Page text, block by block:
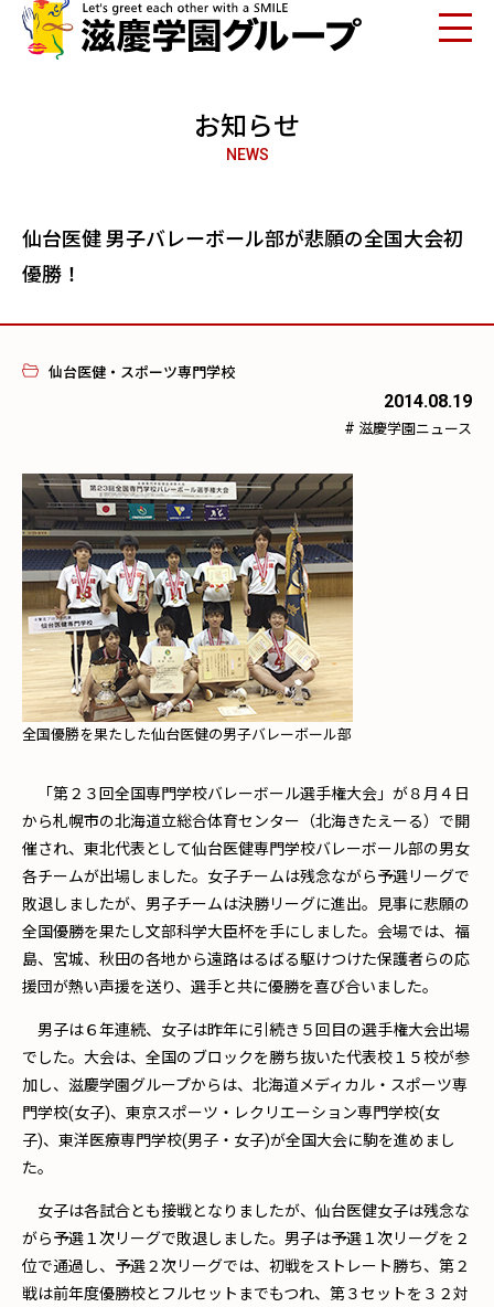
お知らせ
NEWS
仙台医健 男子バレーボール部が悲願の全国大会初
優勝！
仙台医健・スポーツ専門学校
2014.08.19
# 滋慶学園ニュース
全国優勝を果たした仙台医健の男子バレーボール部
「第２３回全国専門学校バレーボール選手権大会」が８月４日
から札幌市の北海道立総合体育センター（北海きたえーる）で開
催され、東北代表として仙台医健専門学校バレーボール部の男女
各チームが出場しました。女子チームは残念ながら予選リーグで
敗退しましたが、男子チームは決勝リーグに進出。見事に悲願の
全国優勝を果たし文部科学大臣杯を手にしました。会場では、福
島、宮城、秋田の各地から遠路はるばる駆けつけた保護者らの応
援団が熱い声援を送り、選手と共に優勝を喜び合いました。
男子は６年連続、女子は昨年に引続き５回目の選手権大会出場
でした。大会は、全国のブロックを勝ち抜いた代表校１５校が参
加し、滋慶学園グループからは、北海道メディカル・スポーツ専
門学校(女子)、東京スポーツ・レクリエーション専門学校(女
子)、東洋医療専門学校(男子・女子)が全国大会に駒を進めまし
た。
女子は各試合とも接戦となりましたが、仙台医健女子は残念な
がら予選１次リーグで敗退しました。男子は予選１次リーグを２
位で通過し、予選２次リーグでは、初戦をストレート勝ち、第２
戦は前年度優勝校とフルセットまでもつれ、第３セットを３２対